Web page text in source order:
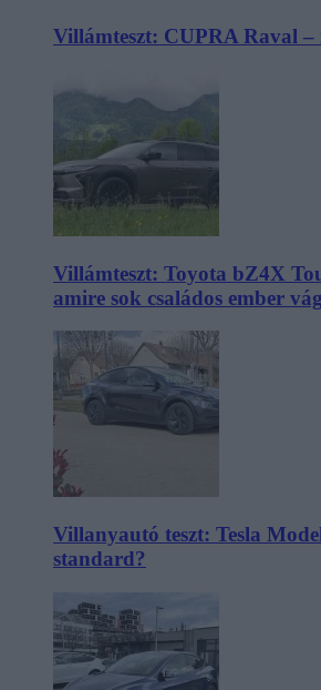
Villámteszt: CUPRA Raval –
Villámteszt: Toyota bZ4X
amire sok családos ember
Villanyautó teszt: Tesla
standard?